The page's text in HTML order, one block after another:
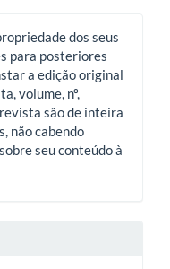
dos seus
para posteriores
a edição original
volume, nº,
são de inteira
não cabendo
seu conteúdo à